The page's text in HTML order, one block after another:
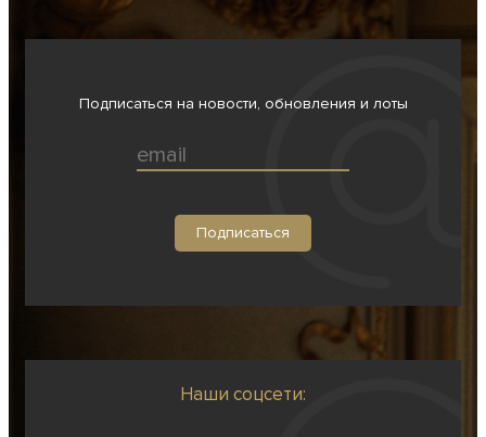
Подписаться на новости, обновления и лоты
Наши соцсети: